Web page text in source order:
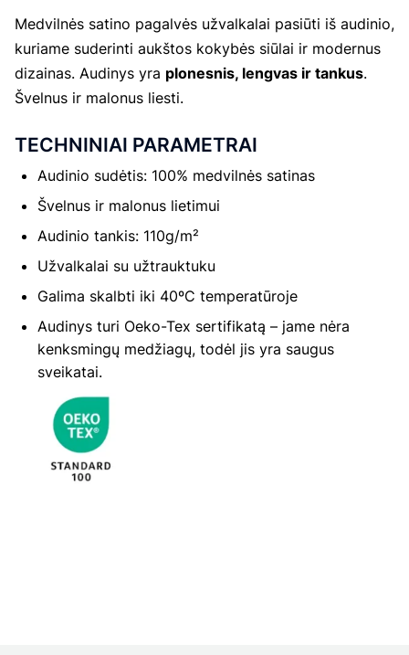
Medvilnės satino pagalvės užvalkalai pasiūti iš audinio,
kuriame suderinti aukštos kokybės siūlai ir modernus
dizainas. Audinys yra plonesnis, lengvas ir tankus.
Švelnus ir malonus liesti.
TECHNINIAI PARAMETRAI
Audinio sudėtis: 100% medvilnės satinas
Švelnus ir malonus lietimui
Audinio tankis: 110g/m²
Užvalkalai su užtrauktuku
Galima skalbti iki 40ºC temperatūroje
Audinys turi Oeko-Tex sertifikatą – jame nėra
kenksmingų medžiagų, todėl jis yra saugus
sveikatai.